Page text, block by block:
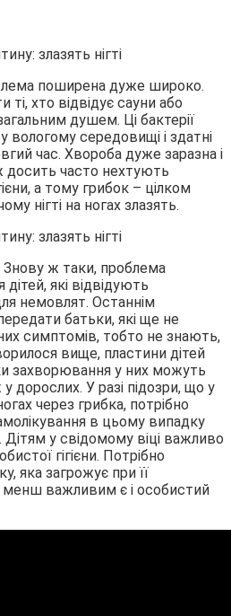
поширена дуже широко.
хто відвідує сауни або
душем. Ці бактерії
середовищі і здатні
час. Хвороба дуже заразна і
досить часто нехтують
а тому грибок – цілком
нігті на ногах злазять.
Знову ж таки, проблема
які відвідують
немовлят. Останнім
батьки, які ще не
симптомів, тобто не знають,
вище, пластини дітей
захворювання у них можуть
дорослих. У разі підозри, що у
через грибка, потрібно
в цьому випадку
у свідомому віці важливо
гігієни. Потрібно
яка загрожує при її
менш важливим є і особистий